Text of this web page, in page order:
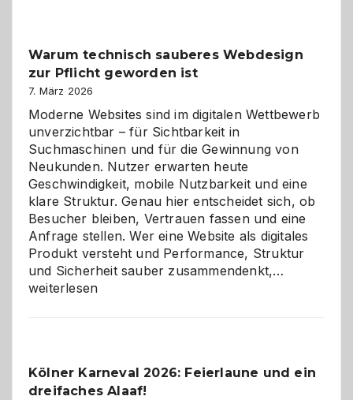
den
Logikrätseln
Warum technisch sauberes Webdesign
zur Pflicht geworden ist
7. März 2026
Moderne Websites sind im digitalen Wettbewerb
unverzichtbar – für Sichtbarkeit in
Suchmaschinen und für die Gewinnung von
Neukunden. Nutzer erwarten heute
Geschwindigkeit, mobile Nutzbarkeit und eine
klare Struktur. Genau hier entscheidet sich, ob
Besucher bleiben, Vertrauen fassen und eine
Anfrage stellen. Wer eine Website als digitales
Produkt versteht und Performance, Struktur
und Sicherheit sauber zusammendenkt,…
geworden
weiterlesen
Kölner Karneval 2026: Feierlaune und ein
dreifaches Alaaf!